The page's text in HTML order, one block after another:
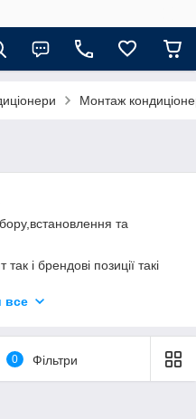
Монтаж
та
і брендові позиції такі
Idea, Gree, Sensei,
Chigo, Aux, Carrier,
монтаж йде в середньому
все
0 Фільтри